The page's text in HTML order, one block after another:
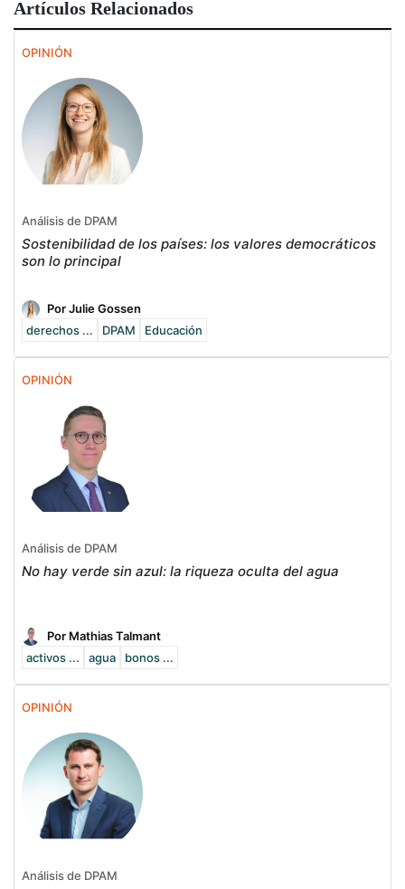
Artículos Relacionados
OPINIÓN
Análisis de DPAM
Sostenibilidad de los países: los valores democráticos
son lo principal
Por Julie Gossen
derechos ...
DPAM Educación
OPINIÓN
Análisis de DPAM
No hay verde sin azul: la riqueza oculta del agua
Por Mathias Talmant
activos ...
agua bonos ...
OPINIÓN
Análisis de DPAM